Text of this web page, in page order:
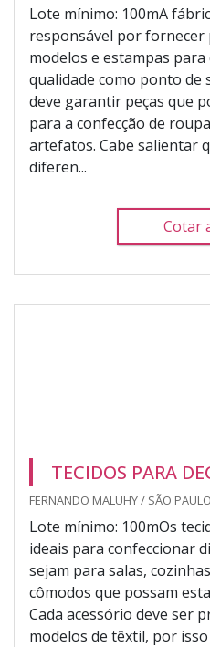
Lote mínimo: 100mA
responsável por
modelos e estampas
qualidade como ponto de
deve garantir peças que
para a confecção de
artefatos. Cabe salientar
diferen...
Cotar
TECIDOS PARA
FERNANDO MALUHY / SÃO
Lote mínimo: 100mOs
ideais para confeccionar
sejam para salas,
cômodos que possam
Cada acessório deve ser
modelos de têxtil, por